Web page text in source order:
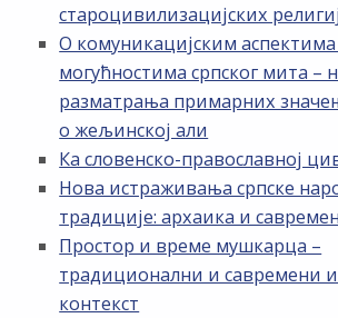
староцивилизацијских
О комуникацијским
могућностима српског мита –
разматрања примарних
о жељинској али
Ка словенско-православној
Нова истраживања српске
традиције: архаика и
Простор и време мушкарца –
традиционални и савремени
контекст